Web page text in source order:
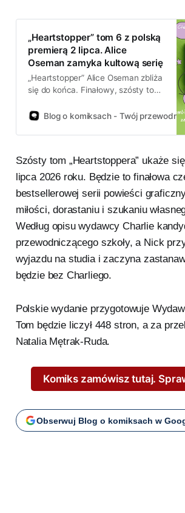
„Heartstopper” tom 6 z polską
premierą 2 lipca. Alice
Oseman zamyka kultową serię
„Heartstopper” Alice Oseman zbliża
się do końca. Finałowy, szósty tom
2026 roku — równolegle z premierą
Nowej Zelandii. Polskie wydanie
Jaguar.
Blog o komiksach - Twój
Szósty tom „Heartstoppera” ukaże
lipca 2026 roku. Będzie to finałowa
bestsellerowej serii powieści
miłości, dorastaniu i szukaniu
Według opisu wydawcy Charlie
przewodniczącego szkoły, a Nick
wyjazdu na studia i zaczyna
będzie bez Charliego.
Polskie wydanie przygotowuje
Tom będzie liczył 448 stron, a za
Natalia Mętrak-Ruda.
Komiks zamówisz tutaj.
Obserwuj Blog o komiksach w